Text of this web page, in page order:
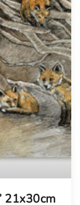
21x30cm